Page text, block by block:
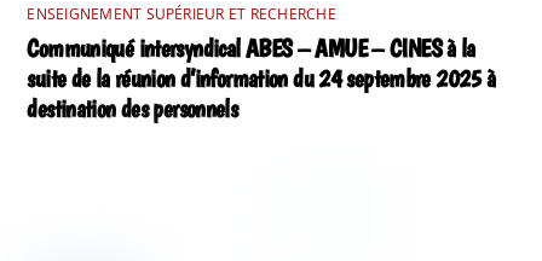
ENSEIGNEMENT SUPÉRIEUR ET RECHERCHE
Communiqué intersyndical ABES – AMUE – CINES à la
suite de la réunion d’information du 24 septembre 2025 à
destination des personnels